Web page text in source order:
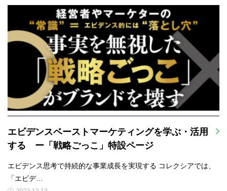
エビデンスベーストマーケティングを学ぶ・活用
する ー「戦略ごっこ」特設ページ
エビデンス思考で持続的な事業成長を実現する コレクシアでは、
「エビデ…